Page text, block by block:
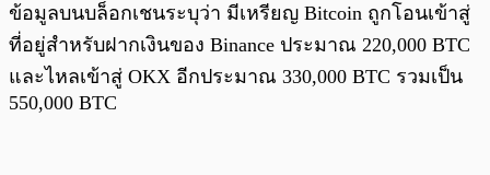
ข้อมูลบนบล็อกเชนระบุว่า มีเหรียญ Bitcoin ถูกโอนเข้าสู่
ที่อยู่สำหรับฝากเงินของ Binance ประมาณ 220,000 BTC
และไหลเข้าสู่ OKX อีกประมาณ 330,000 BTC รวมเป็น
550,000 BTC